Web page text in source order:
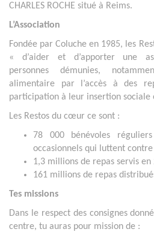
CHARLES ROCHE situé à Reims.
L’Association
Fondée par Coluche en 1985, les
« d’aider et d’apporter une
personnes démunies,
alimentaire par l’accès à des
participation à leur insertion sociale
Les Restos du cœur ce sont :
78 000 bénévoles
occasionnels qui luttent
1,3 millions de repas servis en
161 millions de repas
Tes missions
Dans le respect des consignes
centre, tu auras pour mission de :